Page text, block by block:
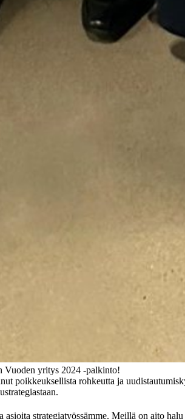
Vuoden yritys 2024 -palkinto!
poikkeuksellista rohkeutta ja
strategiatyössämme. Meillä on aito